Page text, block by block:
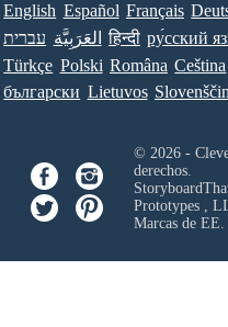
English Español Français
עברית العَرَبِيَّة हिन्दी ру́сский
Türkçe Polski Româna Ceština
български Lietuvos
© 2026 -
derechos.
Prototypes ,
Marcas de